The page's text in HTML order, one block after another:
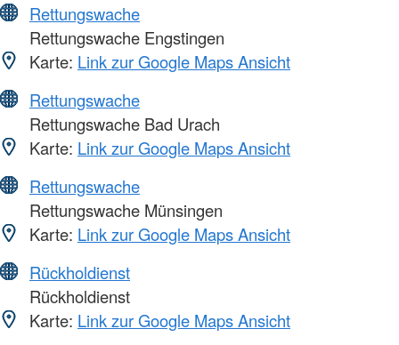
Rettungswache
Rettungswache Engstingen
Karte: Link zur Google Maps Ansicht
Rettungswache
Rettungswache Bad Urach
Karte: Link zur Google Maps Ansicht
Rettungswache
Rettungswache Münsingen
Karte: Link zur Google Maps Ansicht
Rückholdienst
Rückholdienst
Karte: Link zur Google Maps Ansicht